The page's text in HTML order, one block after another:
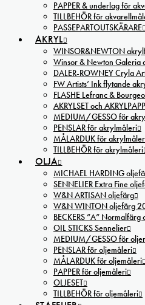
PAPPER & underlag för
TILLBEHÖR för
PASSEPARTOUTSKÄRARE
AKRYL
WINSOR&NEWTON
Winsor & Newton Galeria
DALER-ROWNEY Cryla
FW Artists’ Ink flytande
FLASHE Lefranc &
AKRYLSET och
MEDIUM/GESSO för
PENSLAR för akrylmåleri
MÅLARDUK för
TILLBEHÖR för akrylmåleri
OLJA
MICHAEL HARDING
SENNELIER Extra Fine
W&N ARTISAN oljefärg
W&N WINTON oljefärg
BECKERS ”A” Normalfärg
OIL STICKS Sennelier
MEDIUM/GESSO för
PENSLAR för oljemåleri
MÅLARDUK för oljemåleri
PAPPER för oljemåleri
OLJESET
TILLBEHÖR för oljemåleri